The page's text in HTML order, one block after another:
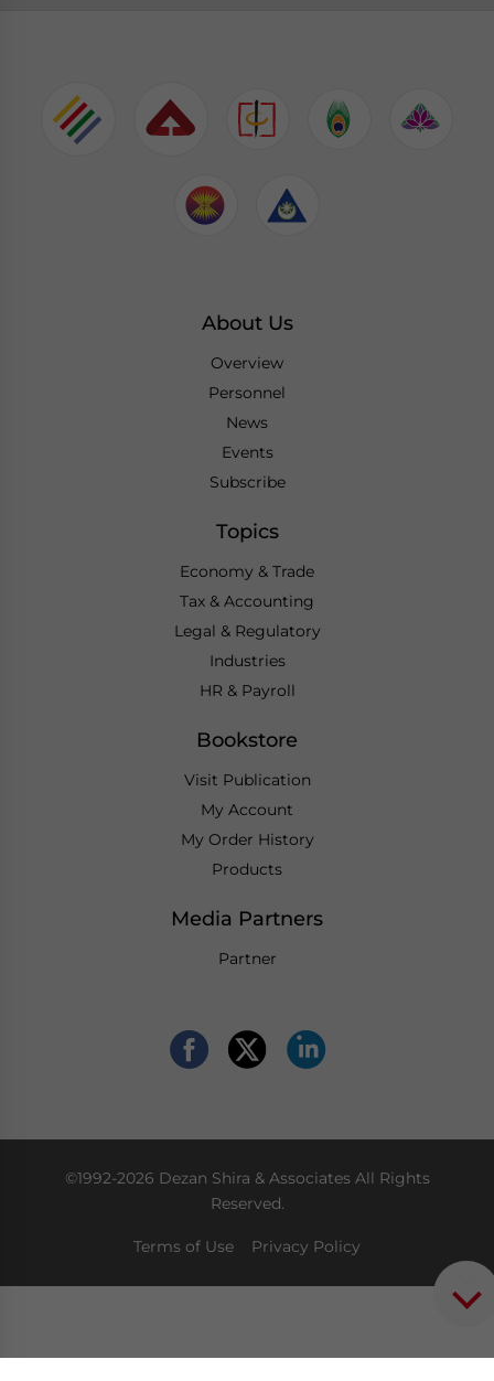
About Us
Overview
Personnel
News
Events
Subscribe
Topics
Economy & Trade
Tax & Accounting
Legal & Regulatory
Industries
HR & Payroll
Bookstore
Visit Publication
My Account
My Order History
Products
Media Partners
Partner
©1992-2026 Dezan Shira & Associates All Rights
Reserved.
Terms of Use Privacy Policy